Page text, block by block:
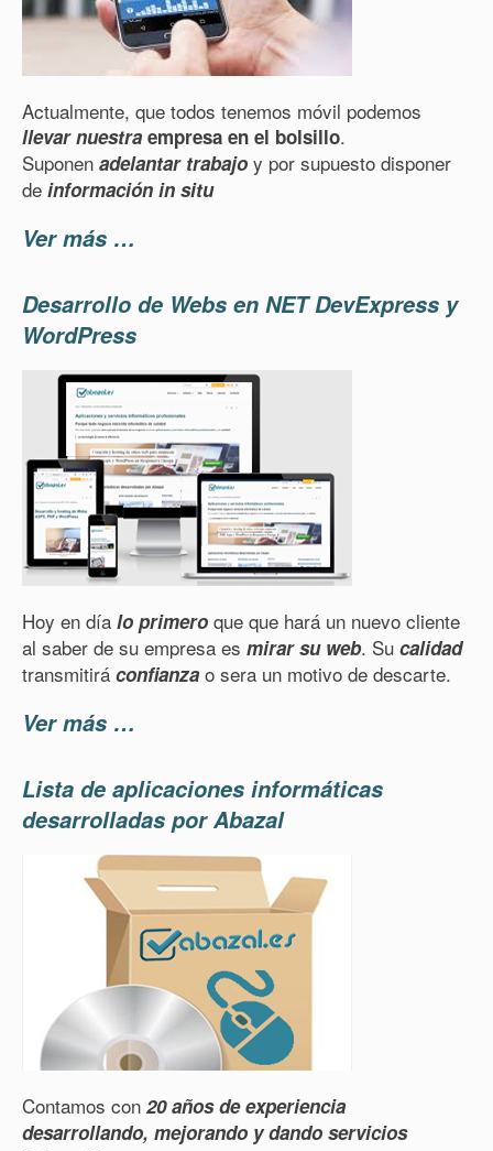
Actualmente, que todos tenemos móvil podemos
llevar nuestra empresa en el bolsillo.
Suponen adelantar trabajo y por supuesto disponer
de información in situ
Ver más …
Desarrollo de Webs en NET DevExpress y
WordPress
Hoy en día lo primero que que hará un nuevo cliente
al saber de su empresa es mirar su web. Su calidad
transmitirá confianza o sera un motivo de descarte.
Ver más …
Lista de aplicaciones informáticas
desarrolladas por Abazal
Contamos con 20 años de experiencia
desarrollando, mejorando y dando servicios